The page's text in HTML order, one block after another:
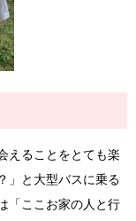
えることをとても楽
」と大型バスに乗る
「ここお家の人と行